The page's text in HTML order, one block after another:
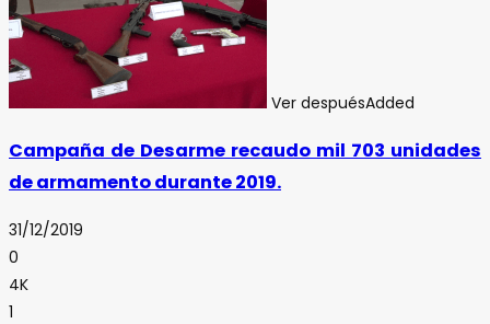
Ver despuésAdded
Campaña de Desarme recaudo mil 703 unidades
de armamento durante 2019.
31/12/2019
0
4K
1